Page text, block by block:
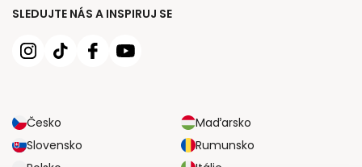
SLEDUJTE NÁS A INSPIRUJ SE
Česko
Maďarsko
Slovensko
Rumunsko